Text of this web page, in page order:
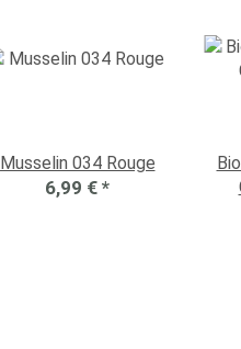
Musselin 034 Rouge
6,99 € *